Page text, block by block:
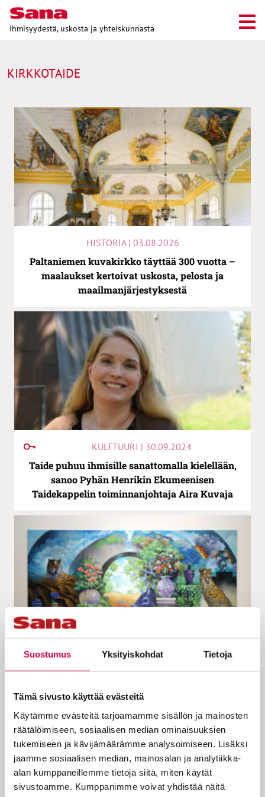
Suostumus Yksityiskohdat Tietoja
Tämä sivusto käyttää evästeitä
Käytämme evästeitä tarjoamamme sisällön ja mainosten
räätälöimiseen, sosiaalisen median ominaisuuksien
tukemiseen ja kävijämäärämme analysoimiseen. Lisäksi
jaamme sosiaalisen median, mainosalan ja analytiikka-
alan kumppaneillemme tietoja siitä, miten käytät
sivustoamme. Kumppanimme voivat yhdistää näitä
Ihmisyydestä, uskosta ja yhteiskunnasta
KIRKKOTAIDE
HISTORIA | 03.08.2026
Paltaniemen kuvakirkko täyttää 300 vuotta –
maalaukset kertoivat uskosta, pelosta ja
maailmanjärjestyksestä
KULTTUURI | 30.09.2024
Taide puhuu ihmisille sanattomalla kielellään,
sanoo Pyhän Henrikin Ekumeenisen
Taidekappelin toiminnanjohtaja Aira Kuvaja
KULTTUURI | 08.07.2024
”Tämä aihe on minulle rakas” – taidemaalari
kirkon maalauksissa on susia ja koiria